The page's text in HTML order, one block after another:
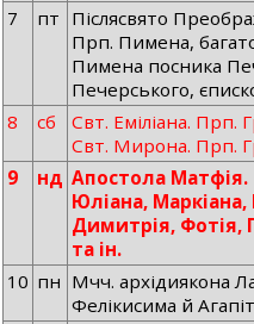
7
пт Післясвято
Прп. Пимена,
Пимена посника
Печерського,
8
сб
Свт. Еміліана. Прп.
Свт. Мирона. Прп.
9
нд Апостола
Юліана, Маркіана,
Димитрія, Фотія,
та ін.
10 пн Мчч. архідиякона
Фелікисима й